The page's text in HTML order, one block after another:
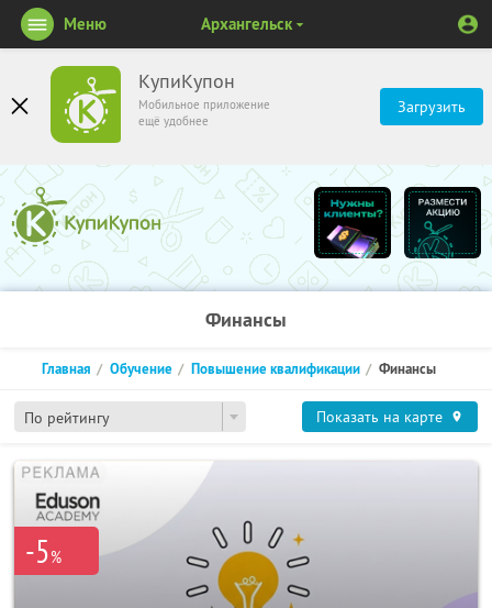
КупиКупон
Мобильное приложение
ещё удобнее
Загрузить
Меню Архангельск
Финансы
По рейтингу
Главная Обучение Повышение квалификации Финансы
Показать на карте
-5%